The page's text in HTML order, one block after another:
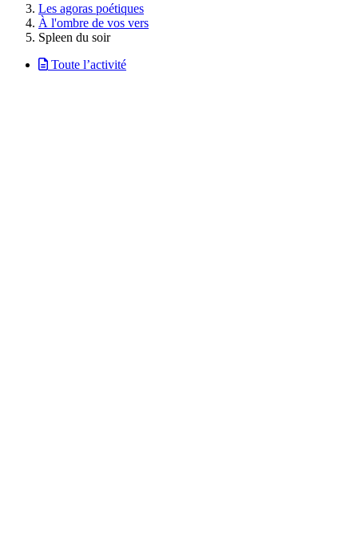
Les agoras poétiques
À l'ombre de vos vers
Spleen du soir
Toute l’activité